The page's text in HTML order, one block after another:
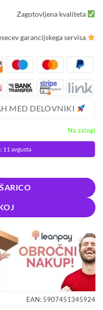
Zagotovljena kvaliteta
garancijskega servisa
MED DELOVNIKI
Na zalogi
11 avgusta
s senzorjem gibanja
EAN: 5907451345924